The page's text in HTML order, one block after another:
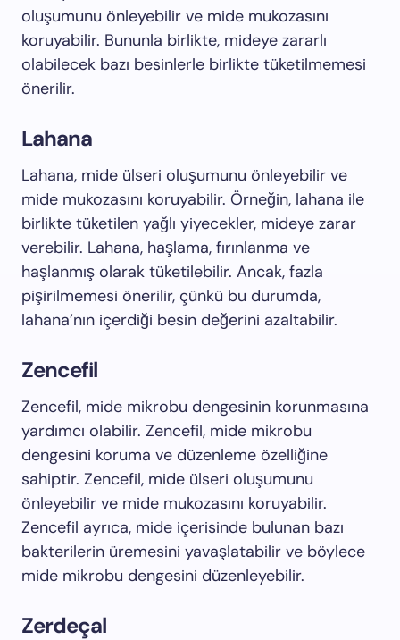
oluşumunu önleyebilir ve mide mukozasını
koruyabilir. Bununla birlikte, mideye zararlı
olabilecek bazı besinlerle birlikte tüketilmemesi
önerilir.
Lahana
Lahana, mide ülseri oluşumunu önleyebilir ve
mide mukozasını koruyabilir. Örneğin, lahana ile
birlikte tüketilen yağlı yiyecekler, mideye zarar
verebilir. Lahana, haşlama, fırınlanma ve
haşlanmış olarak tüketilebilir. Ancak, fazla
pişirilmemesi önerilir, çünkü bu durumda,
lahana’nın içerdiği besin değerini azaltabilir.
Zencefil
Zencefil, mide mikrobu dengesinin korunmasına
yardımcı olabilir. Zencefil, mide mikrobu
dengesini koruma ve düzenleme özelliğine
sahiptir. Zencefil, mide ülseri oluşumunu
önleyebilir ve mide mukozasını koruyabilir.
Zencefil ayrıca, mide içerisinde bulunan bazı
bakterilerin üremesini yavaşlatabilir ve böylece
mide mikrobu dengesini düzenleyebilir.
Zerdeçal